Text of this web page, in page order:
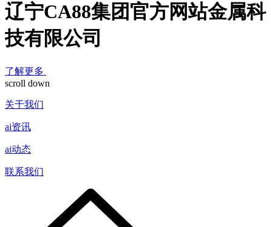
辽宁CA88集团官方网站金属科
技有限公司
了解更多
scroll down
关于我们
ai资讯
ai动态
联系我们